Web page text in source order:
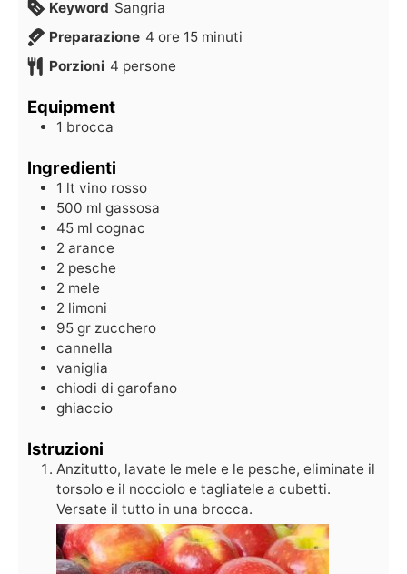
Keyword Sangria
Preparazione 4 ore 15 minuti
Porzioni 4 persone
Equipment
1 brocca
Ingredienti
1 lt vino rosso
500 ml gassosa
45 ml cognac
2 arance
2 pesche
2 mele
2 limoni
95 gr zucchero
cannella
vaniglia
chiodi di garofano
ghiaccio
Istruzioni
Anzitutto, lavate le mele e le pesche, eliminate il
torsolo e il nocciolo e tagliatele a cubetti.
Versate il tutto in una brocca.